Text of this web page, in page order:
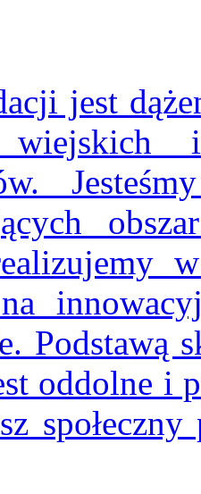
jest
wiejskich
Podstawą
oddolne i